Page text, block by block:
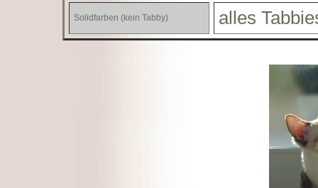
Solidfarben (kein Tabby) alles